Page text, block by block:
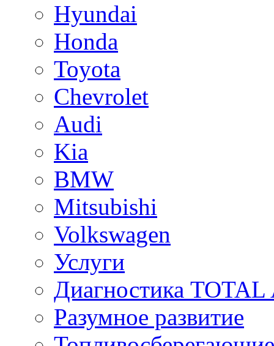
Hyundai
Honda
Toyota
Chevrolet
Audi
Kia
BMW
Mitsubishi
Volkswagen
Услуги
Диагностика
Разумное развитие